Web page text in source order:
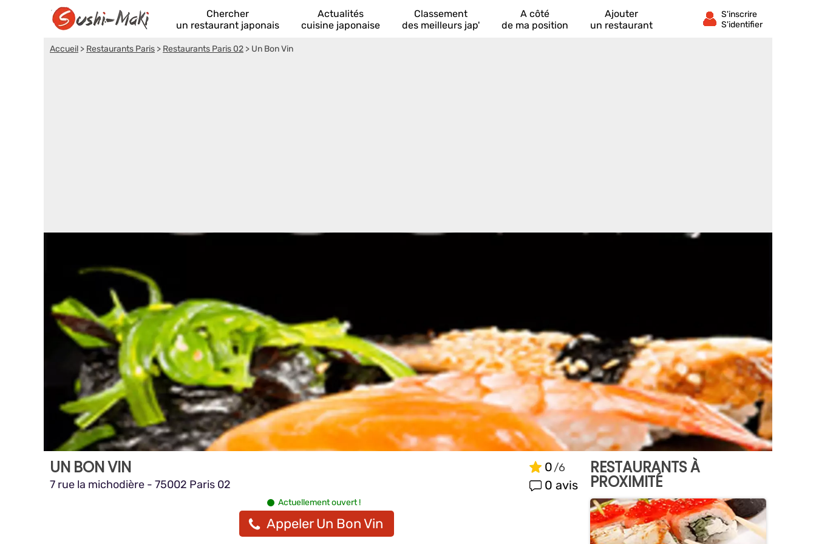
Chercher
un restaurant japonais
Actualités
cuisine japonaise
Classement
des meilleurs jap'
A côté
de ma position
Ajouter
un restaurant
Accueil > Restaurants Paris > Restaurants Paris 02 > Un Bon Vin
UN BON VIN
7 rue la michodière - 75002 Paris 02
0
0 avis
Actuellement ouvert !
Appeler Un Bon Vin
RESTAURANTS À
PROXIMITÉ